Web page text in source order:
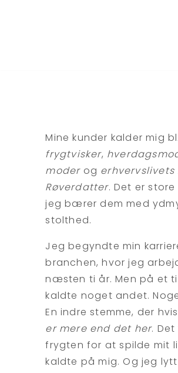
Mine kunder kalder mig
frygtvisker,
moderog erhvervslivets
Røverdatter. Det er
jeg bærer dem med
stolthed.
Jeg begyndte min
branchen, hvor jeg
næsten ti år. Men på et
kaldte noget andet.
En indre stemme, der
er mere end det her.
frygten for at spilde mit
kaldte på mig. Og jeg